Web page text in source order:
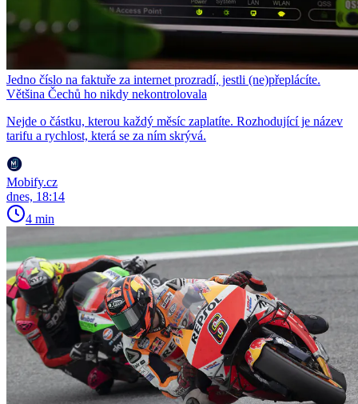
Jedno číslo na faktuře za internet prozradí, jestli (ne)přeplácíte.
Většina Čechů ho nikdy nekontrolovala
Nejde o částku, kterou každý měsíc zaplatíte. Rozhodující je název
tarifu a rychlost, která se za ním skrývá.
Mobify.cz
dnes, 18:14
4 min